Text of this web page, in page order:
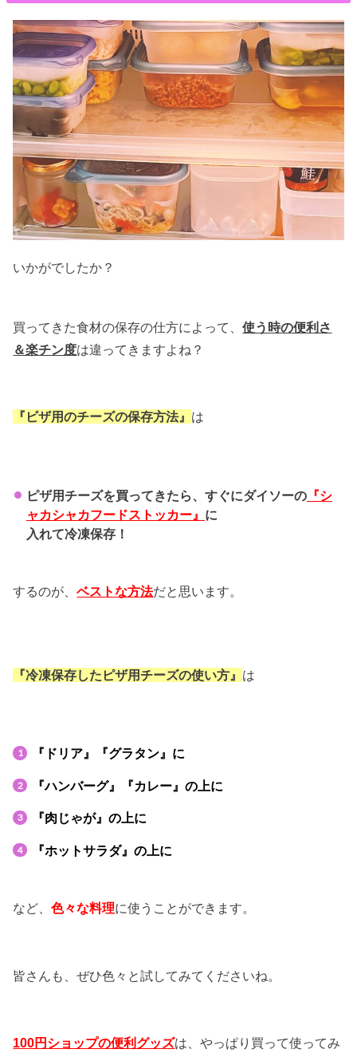
いかがでしたか？
買ってきた食材の保存の仕方によって、使う時の便利さ
＆楽チン度は違ってきますよね？
『ビザ用のチーズの保存方法』 は
ピザ用チーズを買ってきたら、すぐにダイソーの『シ
ャカシャカフードストッカー』 に
入れて冷凍保存！
するのが、ベストな方法だと思います。
『冷凍保存したピザ用チーズの使い方』 は
『ドリア』 『グラタン』に
『ハンバーグ』『カレー』の上に
『肉じゃが』の上に
『ホットサラダ』の上に
など、色々な料理に使うことができます。
皆さんも、ぜひ色々と試してみてくださいね。
100円ショップの便利グッズは、やっぱり買って使ってみ